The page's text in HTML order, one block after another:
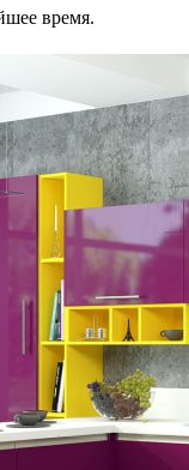
время.